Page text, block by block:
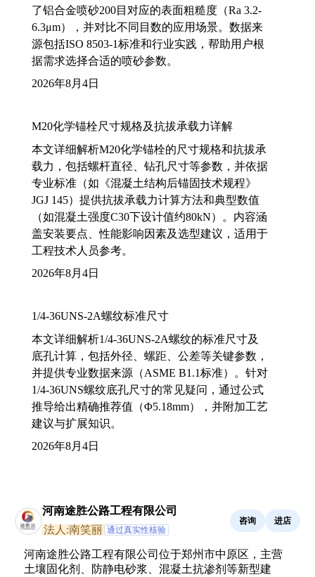
了铝合金喷砂200目对应的表面粗糙度（Ra 3.2-
6.3μm），并对比不同目数的应用场景。数据来
源包括ISO 8503-1标准和行业实践，帮助用户根
据需求选择合适的喷砂参数。
2026年8月4日
M20化学锚栓尺寸规格及抗拔承载力详解
本文详细解析M20化学锚栓的尺寸规格和抗拔承
载力，包括螺杆直径、钻孔尺寸等参数，并依据
专业标准（如《混凝土结构后锚固技术规程》
JGJ 145）提供抗拔承载力计算方法和典型数值
（如混凝土强度C30下设计值约80kN）。内容涵
盖安装要点、性能影响因素及选型建议，适用于
工程技术人员参考。
2026年8月4日
1/4-36UNS-2A螺纹标准尺寸
本文详细解析1/4-36UNS-2A螺纹的标准尺寸及
底孔计算，包括外径、螺距、公差等关键参数，
并提供专业数据来源（ASME B1.1标准）。针对
1/4-36UNS螺纹底孔尺寸的常见疑问，通过公式
推导给出精确推荐值（Φ5.18mm），并附加工艺
建议与扩展知识。
2026年8月4日
河南途胜公路工程有限公司
法人:南笑丽 通过真实性核验
咨询 进店
河南途胜公路工程有限公司位于郑州市中原区，主营
土壤固化剂、防静电砂浆、混凝土抗渗剂等新型建